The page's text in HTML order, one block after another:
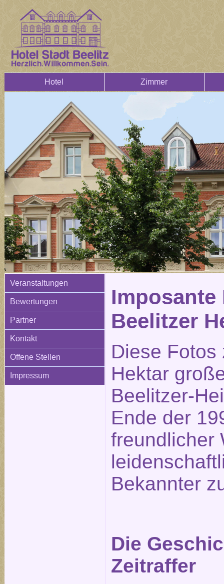
Hotel Zimmer
Veranstaltungen
Bewertungen
Partner
Kontakt
Offene Stellen
Impressum
Imposante
Beelitzer
Diese
Hektar
Beelitzer-
Ende der
freundlicher
Bekannter
Die
Zeitraffer